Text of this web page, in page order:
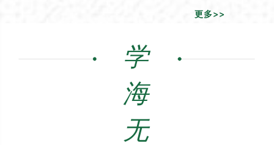
更多>>
学
海
无